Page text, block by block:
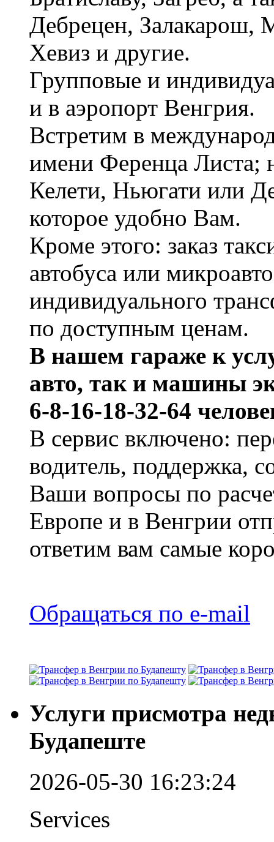
Дебрецен, Залакарош,
Хевиз и другие.
Групповые и
и в аэропорт Венгрия.
Встретим в
имени Ференца Листа;
Келети, Ньюгати или
которое удобно Вам.
Кроме этого: заказ
автобуса или
индивидуального
по доступным ценам.
В нашем гараже к
авто, так и машины
6-8-16-18-32-64
В сервис включено:
водитель, поддержка,
Ваши вопросы по
Европе и в Венгрии
ответим вам самые
Обращаться по e-mail
Услуги присмотра
Будапеште
2026-05-30 16:23:24
Services